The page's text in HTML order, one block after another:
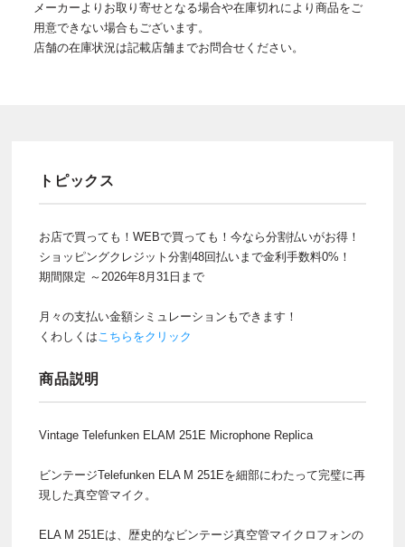
メーカーよりお取り寄せとなる場合や在庫切れにより商品をご
用意できない場合もございます。
店舗の在庫状況は記載店舗までお問合せください。
トピックス
お店で買っても！WEBで買っても！今なら分割払いがお得！
ショッピングクレジット分割48回払いまで金利手数料0%！
期間限定 ～2026年8月31日まで
月々の支払い金額シミュレーションもできます！
くわしくはこちらをクリック
商品説明
Vintage Telefunken ELAM 251E Microphone Replica
ビンテージTelefunken ELA M 251Eを細部にわたって完璧に再
現した真空管マイク。
ELA M 251Eは、歴史的なビンテージ真空管マイクロフォンの